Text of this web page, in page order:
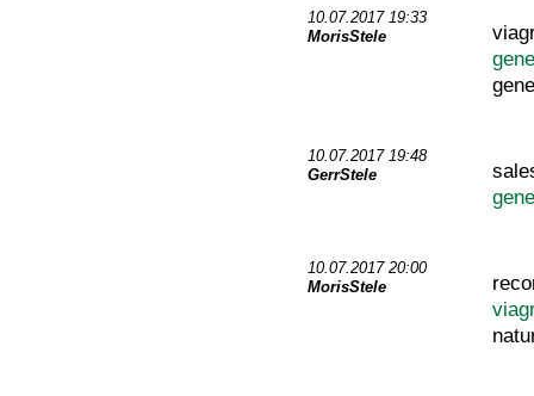
10.07.2017 19:33
MorisStele
10.07.2017 19:48
GerrStele
10.07.2017 20:00
MorisStele